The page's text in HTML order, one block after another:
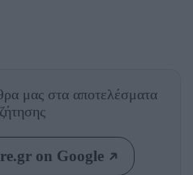
μας στα αποτελέσματα
on Google